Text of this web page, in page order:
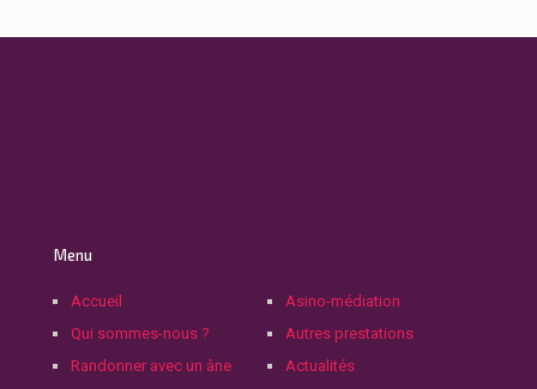
Menu
Accueil
Qui sommes-nous ?
Randonner avec un âne
Asino-médiation
Autres prestations
Actualités